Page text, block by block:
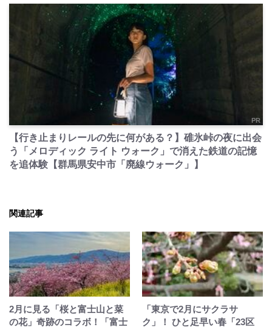
PR
【行き止まりレールの先に何がある？】碓氷峠の夜に出会
う「メロディック ライト ウォーク」で消えた鉄道の記憶
を追体験【群馬県安中市「廃線ウォーク」】
関連記事
2月に見る「桜と富士山と菜
の花」奇跡のコラボ！「富士
「東京で2月にサクラサ
ク」！ ひと足早い春「23区